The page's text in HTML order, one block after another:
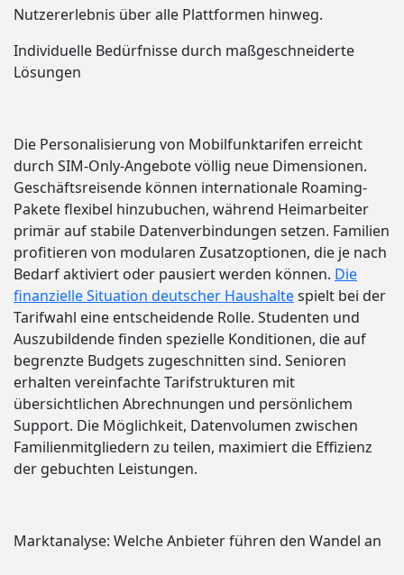
Nutzererlebnis über alle Plattformen hinweg.
Individuelle Bedürfnisse durch maßgeschneiderte
Lösungen
Die Personalisierung von Mobilfunktarifen erreicht
durch SIM-Only-Angebote völlig neue Dimensionen.
Geschäftsreisende können internationale Roaming-
Pakete flexibel hinzubuchen, während Heimarbeiter
primär auf stabile Datenverbindungen setzen. Familien
profitieren von modularen Zusatzoptionen, die je nach
Bedarf aktiviert oder pausiert werden können. Die
finanzielle Situation deutscher Haushaltespielt bei der
Tarifwahl eine entscheidende Rolle. Studenten und
Auszubildende finden spezielle Konditionen, die auf
begrenzte Budgets zugeschnitten sind. Senioren
erhalten vereinfachte Tarifstrukturen mit
übersichtlichen Abrechnungen und persönlichem
Support. Die Möglichkeit, Datenvolumen zwischen
Familienmitgliedern zu teilen, maximiert die Effizienz
der gebuchten Leistungen.
Marktanalyse: Welche Anbieter führen den Wandel an